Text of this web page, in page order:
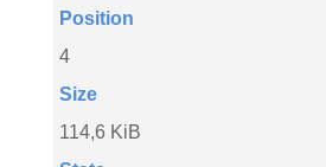
Position
4
Size
114,6 KiB